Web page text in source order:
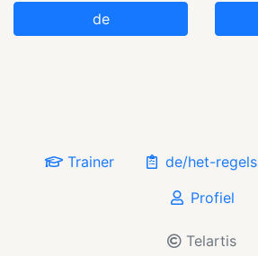
de
Trainer de/het-regels
Profiel
Telartis